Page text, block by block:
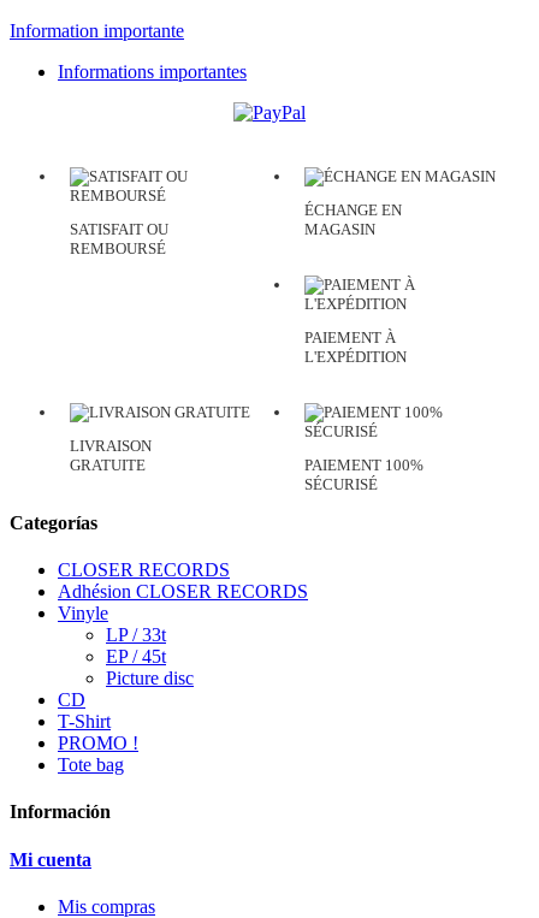
Information importante
Informations importantes
SATISFAIT OU
REMBOURSÉ
ÉCHANGE EN
MAGASIN
PAIEMENT À
L'EXPÉDITION
LIVRAISON
GRATUITE
PAIEMENT 100%
SÉCURISÉ
Categorías
CLOSER RECORDS
Adhésion CLOSER RECORDS
Vinyle
LP / 33t
EP / 45t
Picture disc
CD
T-Shirt
PROMO !
Tote bag
Información
Mi cuenta
Mis compras